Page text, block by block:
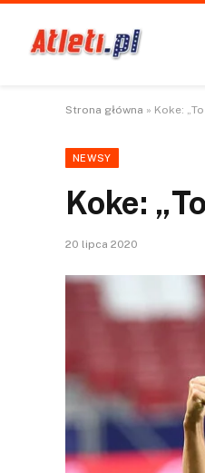
Strona główna » Koke:
NEWSY
Koke:
20 lipca 2020